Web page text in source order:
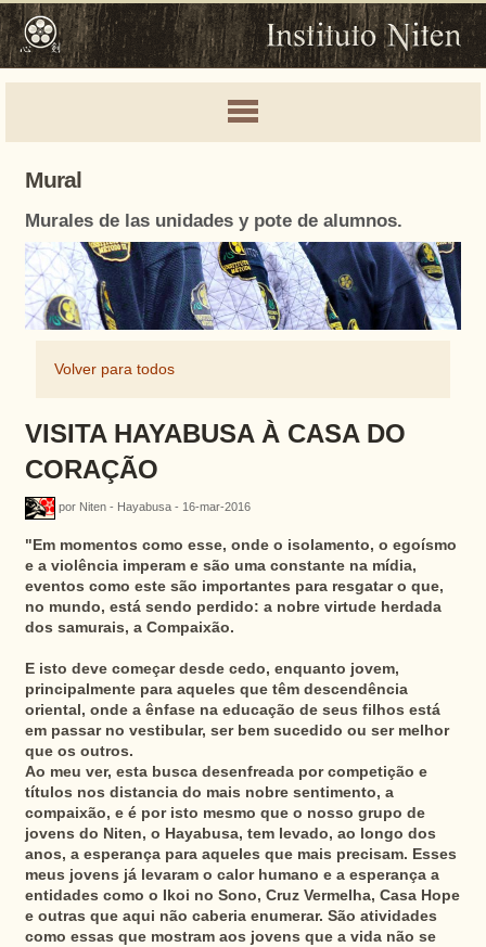
Mural
Murales de las unidades y pote de alumnos.
Volver para todos
VISITA HAYABUSA À CASA DO
CORAÇÃO
por Niten - Hayabusa - 16-mar-2016
"Em momentos como esse, onde o isolamento, o egoísmo
e a violência imperam e são uma constante na mídia,
eventos como este são importantes para resgatar o que,
no mundo, está sendo perdido: a nobre virtude herdada
dos samurais, a Compaixão.
E isto deve começar desde cedo, enquanto jovem,
principalmente para aqueles que têm descendência
oriental, onde a ênfase na educação de seus filhos está
em passar no vestibular, ser bem sucedido ou ser melhor
que os outros.
Ao meu ver, esta busca desenfreada por competição e
títulos nos distancia do mais nobre sentimento, a
compaixão, e é por isto mesmo que o nosso grupo de
jovens do Niten, o Hayabusa, tem levado, ao longo dos
anos, a esperança para aqueles que mais precisam. Esses
meus jovens já levaram o calor humano e a esperança a
entidades como o Ikoi no Sono, Cruz Vermelha, Casa Hope
e outras que aqui não caberia enumerar. São atividades
como essas que mostram aos jovens que a vida não se